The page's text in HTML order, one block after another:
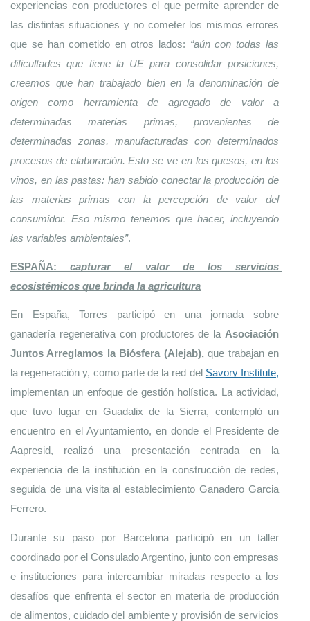
experiencias con productores el que permite aprender de
las distintas situaciones y no cometer los mismos errores
que se han cometido en otros lados: “aún con todas las
dificultades que tiene la UE para consolidar posiciones,
creemos que han trabajado bien en la denominación de
origen como herramienta de agregado de valor a
determinadas materias primas, provenientes de
determinadas zonas, manufacturadas con determinados
procesos de elaboración. Esto se ve en los quesos, en los
vinos, en las pastas: han sabido conectar la producción de
las materias primas con la percepción de valor del
consumidor. Eso mismo tenemos que hacer, incluyendo
las variables ambientales”.
ESPAÑA: capturar el valor de los servicios
ecosistémicos que brinda la agricultura
En España, Torres participó en una jornada sobre
ganadería regenerativa con productores de la Asociación
Juntos Arreglamos la Biósfera (Alejab), que trabajan en
la regeneración y, como parte de la red del Savory Institute,
implementan un enfoque de gestión holística. La actividad,
que tuvo lugar en Guadalix de la Sierra, contempló un
encuentro en el Ayuntamiento, en donde el Presidente de
Aapresid, realizó una presentación centrada en la
experiencia de la institución en la construcción de redes,
seguida de una visita al establecimiento Ganadero Garcia
Ferrero.
Durante su paso por Barcelona participó en un taller
coordinado por el Consulado Argentino, junto con empresas
e instituciones para intercambiar miradas respecto a los
desafíos que enfrenta el sector en materia de producción
de alimentos, cuidado del ambiente y provisión de servicios